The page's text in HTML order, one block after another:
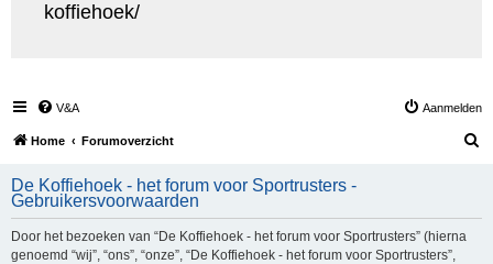
koffiehoek/
V&A Aanmelden
Home Forumoverzicht
k
De Koffiehoek - het forum voor Sportrusters -
Gebruikersvoorwaarden
Door het bezoeken van “De Koffiehoek - het forum voor Sportrusters” (hierna
genoemd “wij”, “ons”, “onze”, “De Koffiehoek - het forum voor Sportrusters”,